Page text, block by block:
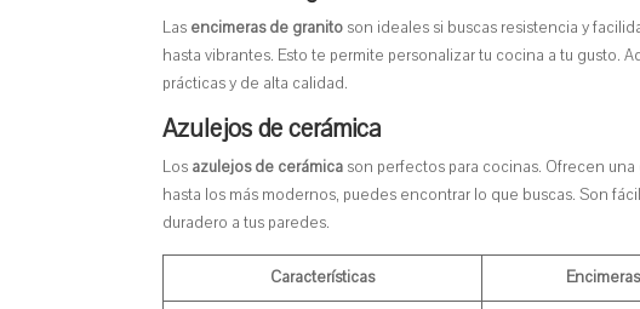
Las encimeras de granito son ideales si buscas resistencia y
hasta vibrantes. Esto te permite personalizar tu cocina a tu gusto.
prácticas y de alta calidad.
Azulejos de cerámica
Los azulejos de cerámica son perfectos para cocinas. Ofrecen
hasta los más modernos, puedes encontrar lo que buscas. Son
duradero a tus paredes.
Características